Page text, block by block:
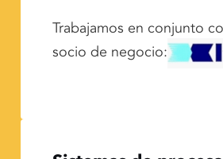
Trabajamos en conjunto
socio de negocio: